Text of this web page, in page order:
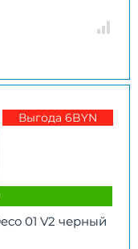
Выгода 6BYN
01 V2 черный